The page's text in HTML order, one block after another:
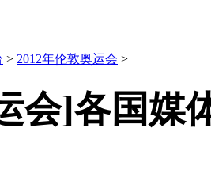
> 2012年伦敦奥运会 >
会]各国媒